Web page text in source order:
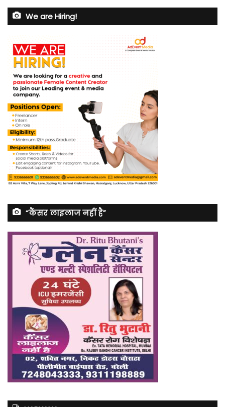
We are Hiring!
“कैंसर लाइलाज नहीं है”